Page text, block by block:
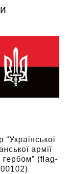
“Української
армії
(flag-
00102)